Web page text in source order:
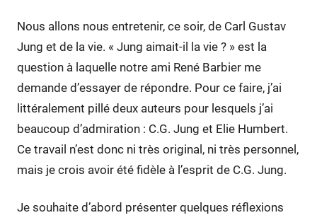
Nous allons nous entretenir, ce soir, de Carl Gustav
Jung et de la vie. « Jung aimait-il la vie ? » est la
question à laquelle notre ami René Barbier me
demande d’essayer de répondre. Pour ce faire, j’ai
littéralement pillé deux auteurs pour lesquels j’ai
beaucoup d’admiration : C.G. Jung et Elie Humbert.
Ce travail n’est donc ni très original, ni très personnel,
mais je crois avoir été fidèle à l’esprit de C.G. Jung.
Je souhaite d’abord présenter quelques réflexions